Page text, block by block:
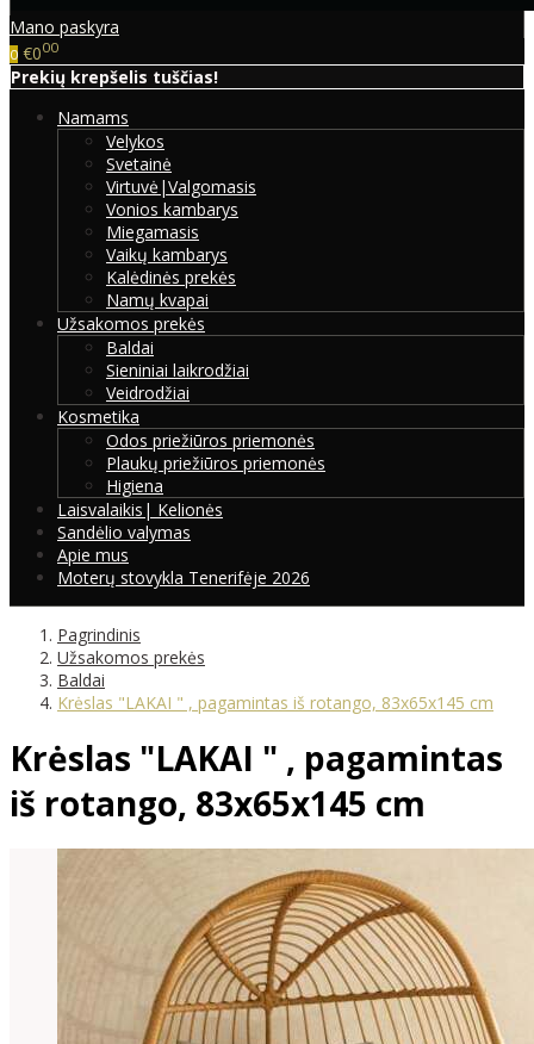
Mano paskyra
0 €000
Prekių krepšelis tuščias!
Namams
Velykos
Svetainė
Virtuvė|Valgomasis
Vonios kambarys
Miegamasis
Vaikų kambarys
Kalėdinės prekės
Namų kvapai
Užsakomos prekės
Baldai
Sieniniai laikrodžiai
Veidrodžiai
Kosmetika
Odos priežiūros priemonės
Plaukų priežiūros priemonės
Higiena
Laisvalaikis| Kelionės
Sandėlio valymas
Apie mus
Moterų stovykla Tenerifėje 2026
Pagrindinis
Užsakomos prekės
Baldai
Krėslas "LAKAI " , pagamintas iš rotango, 83x65x145 cm
Krėslas "LAKAI " , pagamintas
iš rotango, 83x65x145 cm